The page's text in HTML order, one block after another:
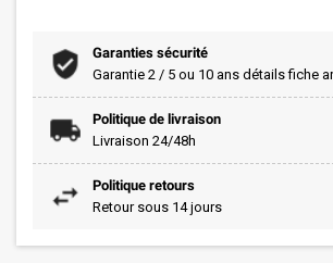
Garanties sécurité
Garantie 2 / 5 ou 10 ans détails fiche
Politique de livraison
Livraison 24/48h
Politique retours
Retour sous 14 jours